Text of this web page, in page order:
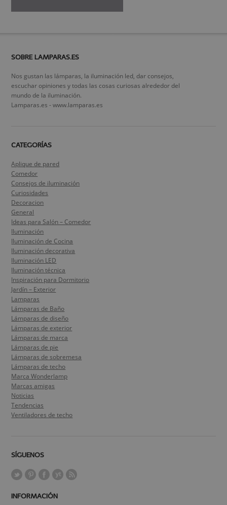
SOBRE LAMPARAS.ES
Nos gustan las lámparas, la iluminación led, dar consejos,
escuchar opiniones y todas las cosas curiosas alrededor del
mundo de la iluminación.
Lamparas.es - www.lamparas.es
CATEGORÍAS
Aplique de pared
Comedor
Consejos de iluminación
Curiosidades
Decoracion
General
Ideas para Salón – Comedor
Iluminación
Iluminación de Cocina
Iluminación decorativa
Iluminación LED
Iluminación técnica
Inspiración para Dormitorio
Jardín – Exterior
Lamparas
Lámparas de Baño
Lámparas de diseño
Lámparas de exterior
Lámparas de marca
Lámparas de pie
Lámparas de sobremesa
Lámparas de techo
Marca Wonderlamp
Marcas amigas
Noticias
Tendencias
Ventiladores de techo
SÍGUENOS
INFORMACIÓN